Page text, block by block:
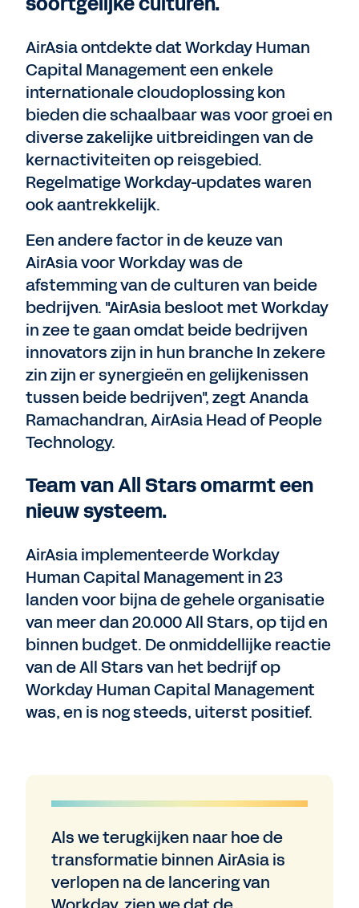
AirAsia ontdekte dat Workday Human
Capital Management een enkele
internationale cloudoplossing kon
bieden die schaalbaar was voor groei en
diverse zakelijke uitbreidingen van de
kernactiviteiten op reisgebied.
Regelmatige Workday-updates waren
ook aantrekkelijk.
Een andere factor in de keuze van
AirAsia voor Workday was de
afstemming van de culturen van beide
bedrijven. "AirAsia besloot met Workday
in zee te gaan omdat beide bedrijven
innovators zijn in hun branche In zekere
zin zijn er synergieën en gelijkenissen
tussen beide bedrijven", zegt Ananda
Ramachandran, AirAsia Head of People
Technology.
Team van All Stars omarmt een
nieuw systeem.
AirAsia implementeerde Workday
Human Capital Management in 23
landen voor bijna de gehele organisatie
van meer dan 20.000 All Stars, op tijd en
binnen budget. De onmiddellijke reactie
van de All Stars van het bedrijf op
Workday Human Capital Management
was, en is nog steeds, uiterst positief.
Als we terugkijken naar hoe de
transformatie binnen AirAsia is
verlopen na de lancering van